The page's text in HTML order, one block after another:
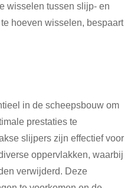
wisselen tussen slijp- en
hoeven wisselen, bespaart
in de scheepsbouw om
prestaties te
slijpers zijn effectief voor
oppervlakken, waarbij
verwijderd. Deze